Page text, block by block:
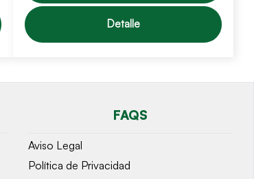
Detalle
FAQS
Aviso Legal
Política de Privacidad